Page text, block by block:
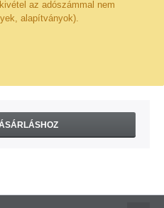
az adószámmal nem
alapítványok).